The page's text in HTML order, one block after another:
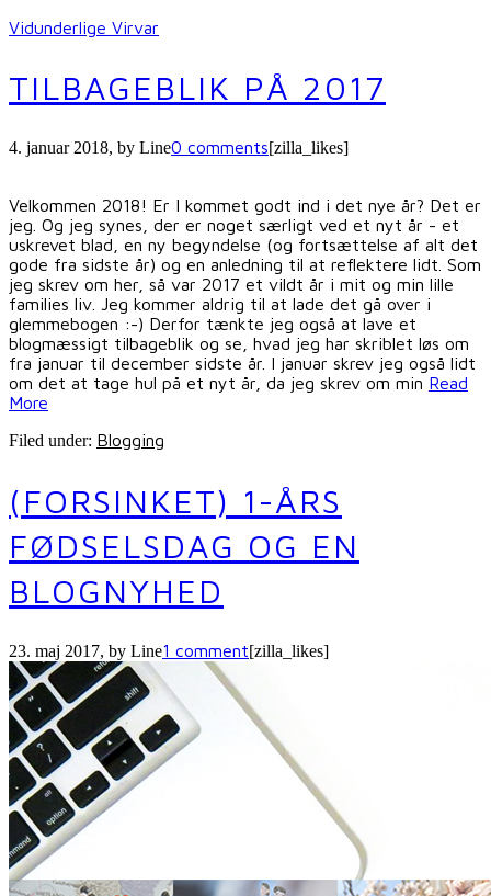
Vidunderlige Virvar
TILBAGEBLIK PÅ 2017
4. januar 2018, by Line0 comments[zilla_likes]
Velkommen 2018! Er I kommet godt ind i det nye år? Det er
jeg. Og jeg synes, der er noget særligt ved et nyt år - et
uskrevet blad, en ny begyndelse (og fortsættelse af alt det
gode fra sidste år) og en anledning til at reflektere lidt. Som
jeg skrev om her, så var 2017 et vildt år i mit og min lille
families liv. Jeg kommer aldrig til at lade det gå over i
glemmebogen :-) Derfor tænkte jeg også at lave et
blogmæssigt tilbageblik og se, hvad jeg har skriblet løs om
fra januar til december sidste år. I januar skrev jeg også lidt
om det at tage hul på et nyt år, da jeg skrev om min Read
More
Filed under: Blogging
(FORSINKET) 1-ÅRS
FØDSELSDAG OG EN
BLOGNYHED
23. maj 2017, by Line1 comment[zilla_likes]